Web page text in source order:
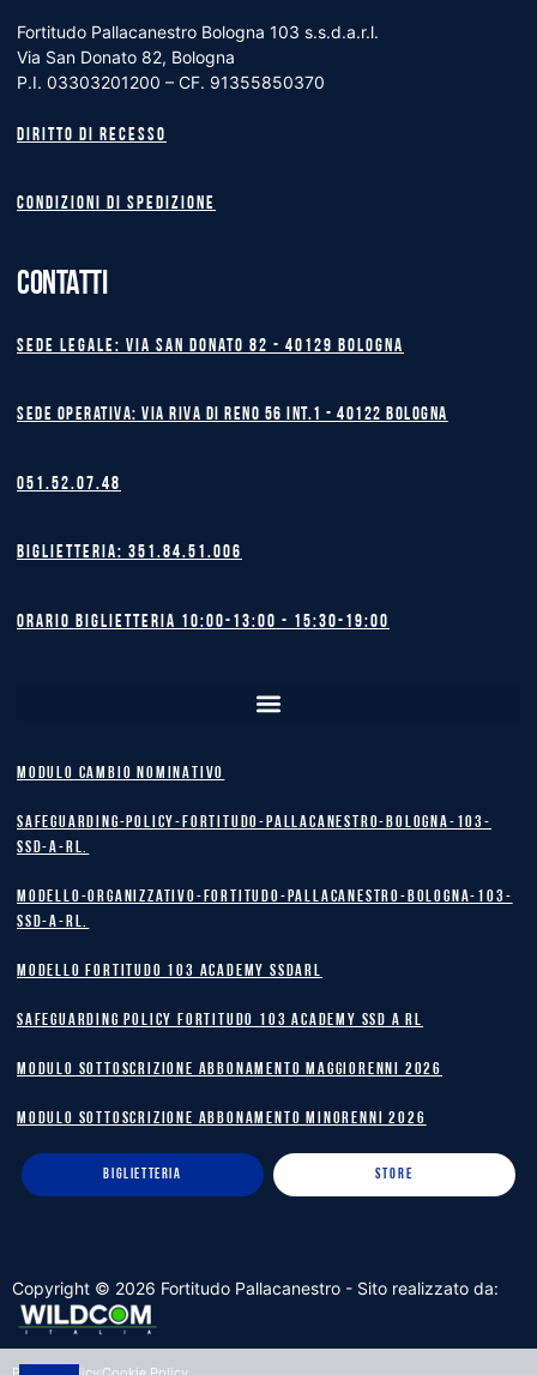
Fortitudo Pallacanestro Bologna 103 s.s.d.a.r.l.
Via San Donato 82, Bologna
P.I. 03303201200 – CF. 91355850370
Diritto di recesso
Condizioni di spedizione
CONTATTI
Sede legale: Via San Donato 82 - 40129 BOLOGNA
Sede operativa: Via Riva di Reno 56 int.1 - 40122 BOLOGNA
051.52.07.48
Biglietteria: 351.84.51.006
Orario biglietteria 10:00-13:00 - 15:30-19:00
MODULO CAMBIO NOMINATIVO
safeguarding-policy-Fortitudo-Pallacanestro-Bologna-103-
SSD-A-RL.
Modello-Organizzativo-Fortitudo-Pallacanestro-Bologna-103-
SSD-A-RL.
MODELLO FORTITUDO 103 ACADEMY SSDARL
safeguarding policy Fortitudo 103 Academy SSD A RL
MODULO SOTTOSCRIZIONE ABBONAMENTO MAGGIORENNI 2026
MODULO SOTTOSCRIZIONE ABBONAMENTO MINORENNI 2026
BIGLIETTERIA STORE
Copyright © 2026 Fortitudo Pallacanestro - Sito realizzato da: